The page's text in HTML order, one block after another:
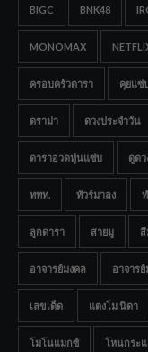
BIGC BNK48
MONOMAX
ครอบครัวดารา คุยแซ่
ดราม่า ดวงประจำวัน
ดาราอวดหุ่นแซ่บ ดูดว
ททท. ทัวร์มาลง
ลูกดารา สายมู สี
อาจารย์มงคล อาจาร
เลขเด็ด แตงโม นิดา
โมโนแมกซ์ โหนกระ